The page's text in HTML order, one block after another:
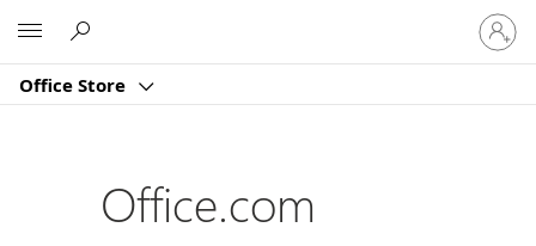
Office Store
Sign
in
to
account
Office.com